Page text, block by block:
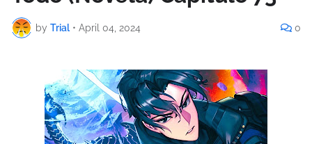
by Trial • April 04, 2024 0